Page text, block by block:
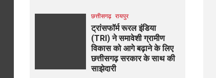
छत्तीसगढ़ रायपुर
ट्रांसफॉर्म रूरल इंडिया
(TRI) ने समावेशी ग्रामीण
विकास को आगे बढ़ाने के लिए
छत्तीसगढ़ सरकार के साथ की
साझेदारी